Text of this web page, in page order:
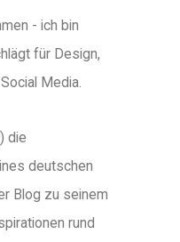
- ich bin
für Design,
Media.
die
deutschen
Blog zu seinem
rund